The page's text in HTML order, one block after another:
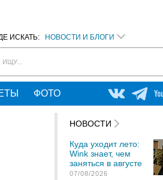
ИСКАТЬ: НОВОСТИ И БЛОГИ
ИЩУ...
ФОТО
НОВОСТИ
Куда уходит лето:
Wink знает, чем
заняться в августе
07/08/2026